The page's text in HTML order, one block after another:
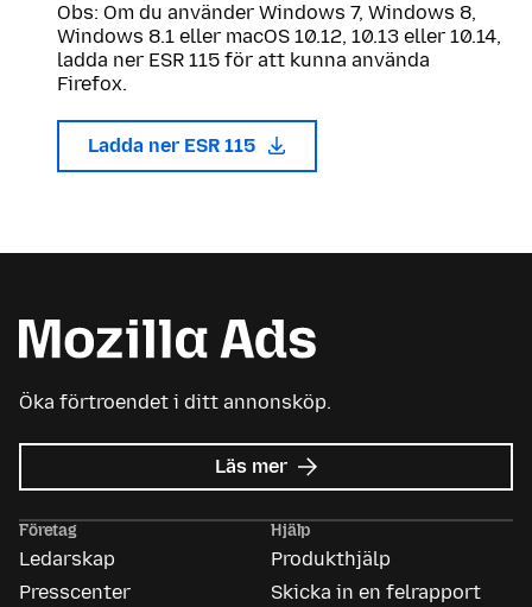
Obs: Om du använder Windows 7, Windows 8,
Windows 8.1 eller macOS 10.12, 10.13 eller 10.14,
ladda ner ESR 115 för att kunna använda
Firefox.
Ladda ner ESR 115
Öka förtroendet i ditt annonsköp.
Läs mer om
Mozilla
Företag
Ledarskap
Presscenter
Hjälp
Produkthjälp
Skicka in en felrapport